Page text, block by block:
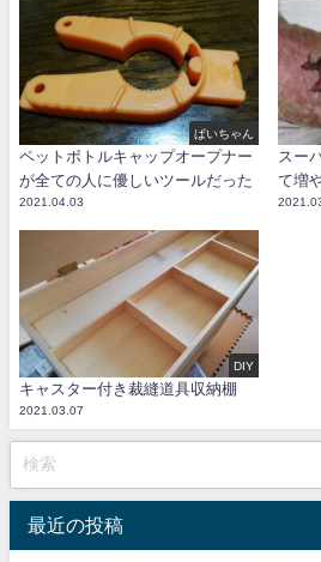
ぱいちゃん
ペットボトルキャップオープナー
が全ての人に優しいツールだった
2021.04.03
スー
て増
DIY
キャスター付き裁縫道具収納棚
2021.03.07
最近の投稿